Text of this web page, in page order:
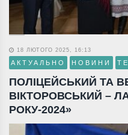
18 ЛЮТОГО 2025, 16:13
АКТУАЛЬНО НОВИНИ
ПОЛІЦЕЙСЬКИЙ ТА
ВІКТОРОВСЬКИЙ –
РОКУ-2024»